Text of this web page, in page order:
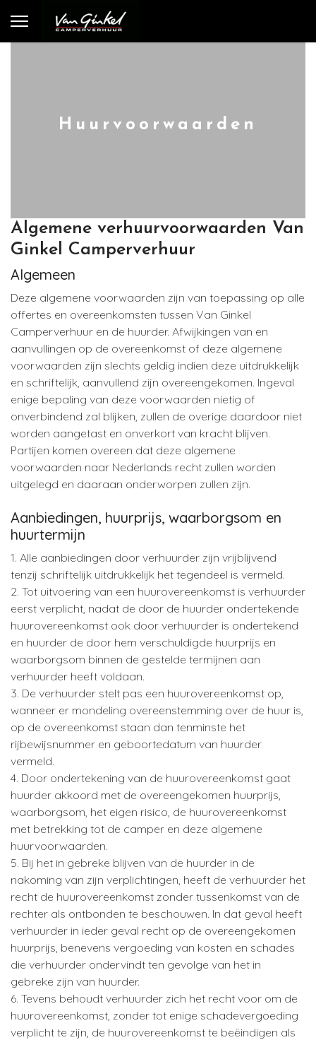
Huurvoorwaarden
Algemene verhuurvoorwaarden Van
Ginkel Camperverhuur
Algemeen
Deze algemene voorwaarden zijn van toepassing op alle
offertes en overeenkomsten tussen Van Ginkel
Camperverhuur en de huurder. Afwijkingen van en
aanvullingen op de overeenkomst of deze algemene
voorwaarden zijn slechts geldig indien deze uitdrukkelijk
en schriftelijk, aanvullend zijn overeengekomen. Ingeval
enige bepaling van deze voorwaarden nietig of
onverbindend zal blijken, zullen de overige daardoor niet
worden aangetast en onverkort van kracht blijven.
Partijen komen overeen dat deze algemene
voorwaarden naar Nederlands recht zullen worden
uitgelegd en daaraan onderworpen zullen zijn.
Aanbiedingen, huurprijs, waarborgsom en
huurtermijn
1. Alle aanbiedingen door verhuurder zijn vrijblijvend
tenzij schriftelijk uitdrukkelijk het tegendeel is vermeld.
2. Tot uitvoering van een huurovereenkomst is verhuurder
eerst verplicht, nadat de door de huurder ondertekende
huurovereenkomst ook door verhuurder is ondertekend
en huurder de door hem verschuldigde huurprijs en
waarborgsom binnen de gestelde termijnen aan
verhuurder heeft voldaan.
3. De verhuurder stelt pas een huurovereenkomst op,
wanneer er mondeling overeenstemming over de huur is,
op de overeenkomst staan dan tenminste het
rijbewijsnummer en geboortedatum van huurder
vermeld.
4. Door ondertekening van de huurovereenkomst gaat
huurder akkoord met de overeengekomen huurprijs,
waarborgsom, het eigen risico, de huurovereenkomst
met betrekking tot de camper en deze algemene
huurvoorwaarden.
5. Bij het in gebreke blijven van de huurder in de
nakoming van zijn verplichtingen, heeft de verhuurder het
recht de huurovereenkomst zonder tussenkomst van de
rechter als ontbonden te beschouwen. In dat geval heeft
verhuurder in ieder geval recht op de overeengekomen
huurprijs, benevens vergoeding van kosten en schades
die verhuurder ondervindt ten gevolge van het in
gebreke zijn van huurder.
6. Tevens behoudt verhuurder zich het recht voor om de
huurovereenkomst, zonder tot enige schadevergoeding
verplicht te zijn, de huurovereenkomst te beëindigen als